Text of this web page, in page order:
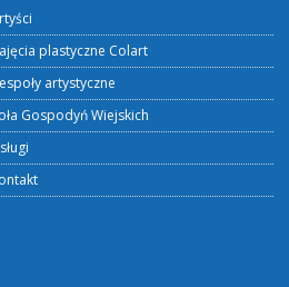
plastyczne Colart
artystyczne
Gospodyń Wiejskich